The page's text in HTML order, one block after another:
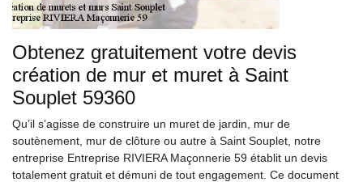
Obtenez gratuitement votre devis
création de mur et muret à Saint
Souplet 59360
Qu’il s’agisse de construire un muret de jardin, mur de
soutènement, mur de clôture ou autre à Saint Souplet, notre
entreprise Entreprise RIVIERA Maçonnerie 59 établit un devis
totalement gratuit et démuni de tout engagement. Ce document